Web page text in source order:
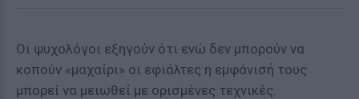
Οι ψυχολόγοι εξηγούν ότι ενώ δεν μπορούν να
κοπούν «μαχαίρι» οι εφιάλτες η εμφάνισή τους
μπορεί να μειωθεί με ορισμένες τεχνικές.